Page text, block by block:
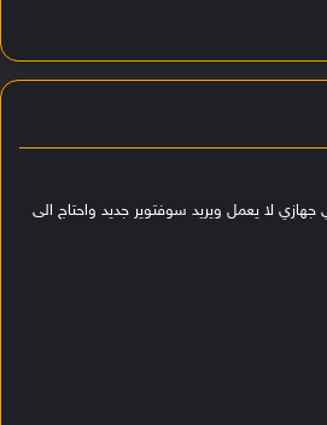
لا يعمل ويريد سوفتوير جديد واحتاج الى